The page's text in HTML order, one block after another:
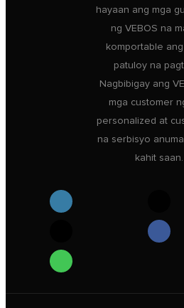
hayaan ang mga
ng VEBOS na
komportable
patuloy na
Nagbibigay ang
mga customer
personalized at
na serbisyo
kahit saan.